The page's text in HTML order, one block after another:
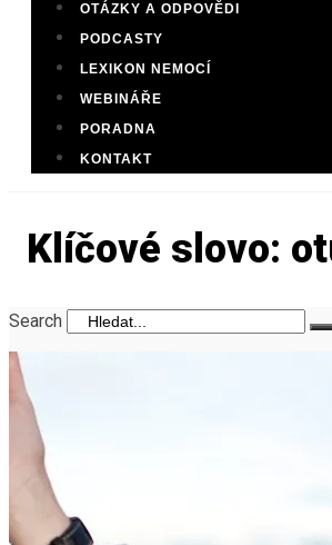
OTÁZKY A ODPOVĚDI
PODCASTY
LEXIKON NEMOCÍ
WEBINÁŘE
PORADNA
KONTAKT
Klíčové slovo:
Search